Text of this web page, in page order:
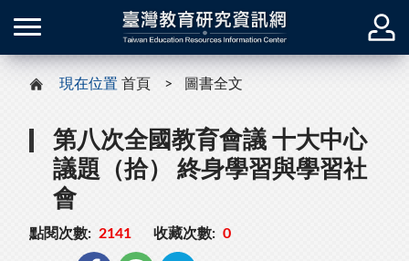
現在位置 首頁 圖書全文
第八次全國教育會議 十大中心
議題（拾） 終身學習與學習社
會
點閱次數: 2141 收藏次數: 0